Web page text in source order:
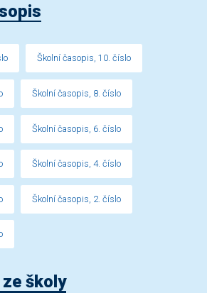
Školní časopis, 10. číslo
Školní časopis, 8. číslo
Školní časopis, 6. číslo
Školní časopis, 4. číslo
Školní časopis, 2. číslo
školy